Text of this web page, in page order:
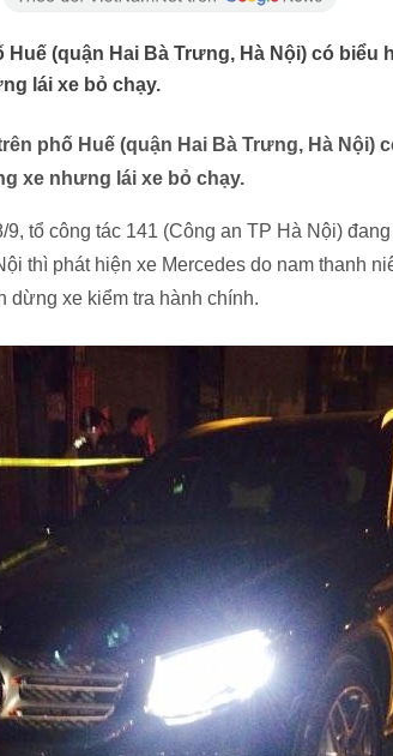
Huế (quận Hai Bà Trưng, Hà Nội) có biểu
lái xe bỏ chạy.
phố Huế (quận Hai Bà Trưng, Hà Nội)
xe nhưng lái xe bỏ chạy.
tổ công tác 141 (Công an TP Hà Nội)
thì phát hiện xe Mercedes do nam thanh
dừng xe kiểm tra hành chính.